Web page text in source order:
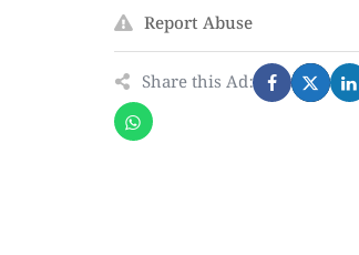
Report Abuse
Share this Ad: